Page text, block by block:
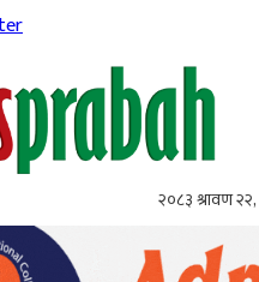
२०८३ श्रावण २२,